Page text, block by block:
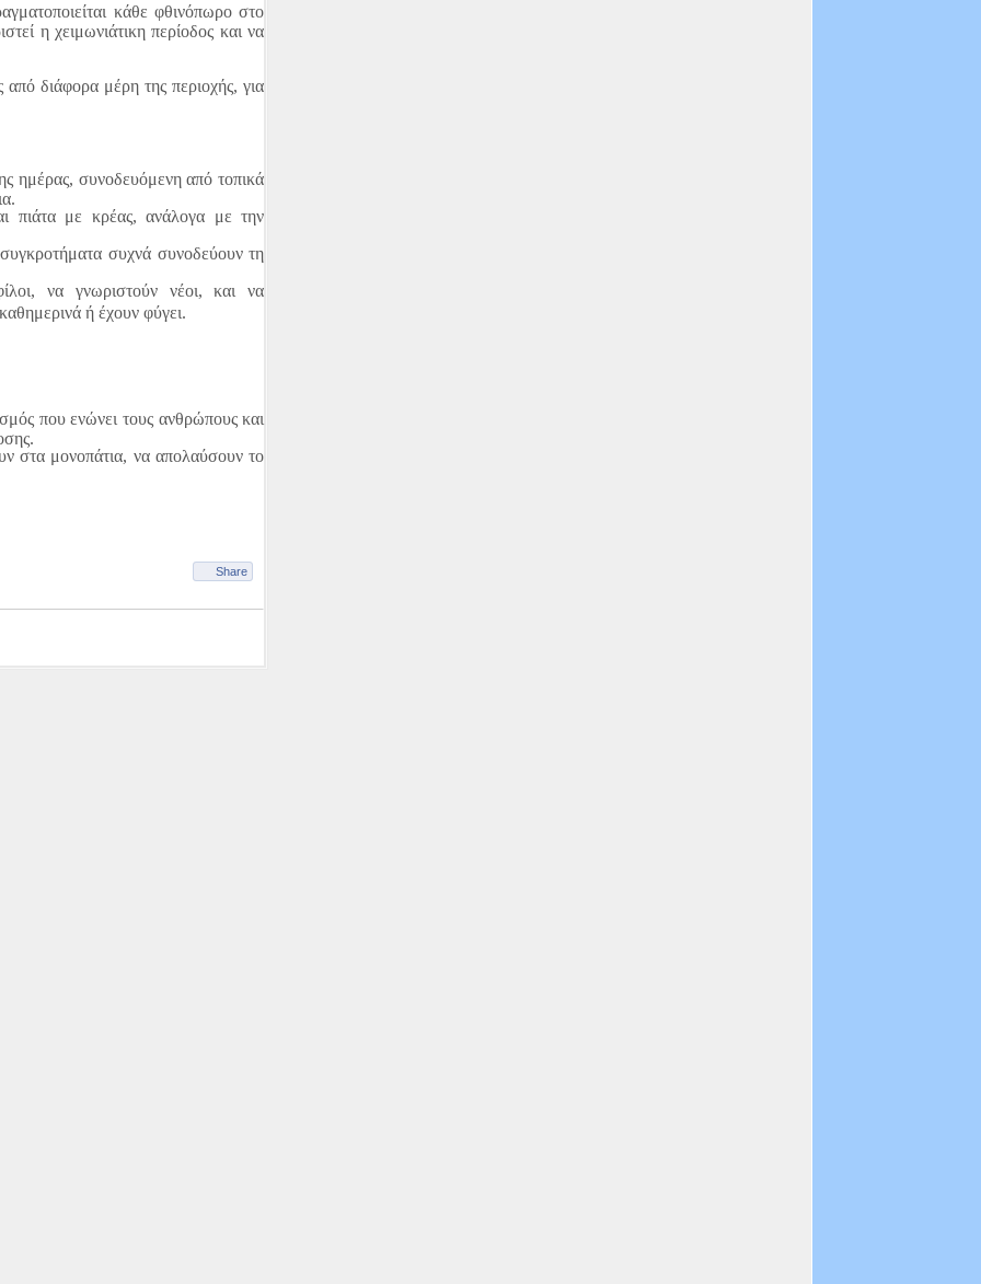
Καταφύγιο.
καταλόγους στο Καταφύγιο.
του θέματος και γενικά όσοι
Πατρών σχετικά με την
μας γι…
κάθε φθινόπωρο στο
η χειμωνιάτικη περίοδος και να
από διάφορα μέρη της περιοχής, για
ημέρας, συνοδευόμενη από τοπικά
πιάτα με κρέας, ανάλογα με την
συχνά συνοδεύουν τη
να γνωριστούν νέοι, και να
ή έχουν φύγει.
που ενώνει τους ανθρώπους και
στα μονοπάτια, να απολαύσουν το
Share